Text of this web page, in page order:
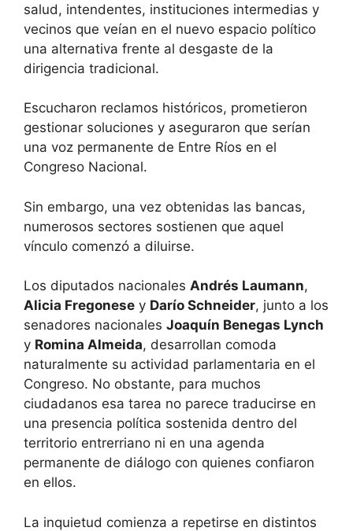
salud, intendentes, instituciones intermedias y
vecinos que veían en el nuevo espacio político
una alternativa frente al desgaste de la
dirigencia tradicional.
Escucharon reclamos históricos, prometieron
gestionar soluciones y aseguraron que serían
una voz permanente de Entre Ríos en el
Congreso Nacional.
Sin embargo, una vez obtenidas las bancas,
numerosos sectores sostienen que aquel
vínculo comenzó a diluirse.
Los diputados nacionales Andrés Laumann,
Alicia Fregonese y Darío Schneider, junto a los
senadores nacionales Joaquín Benegas Lynch
y Romina Almeida, desarrollan comoda
naturalmente su actividad parlamentaria en el
Congreso. No obstante, para muchos
ciudadanos esa tarea no parece traducirse en
una presencia política sostenida dentro del
territorio entrerriano ni en una agenda
permanente de diálogo con quienes confiaron
en ellos.
La inquietud comienza a repetirse en distintos